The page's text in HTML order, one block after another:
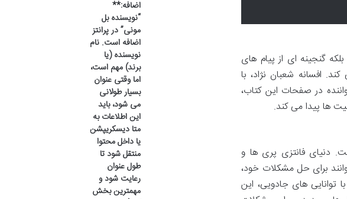
گنجینه ای از پیام های
افسانه شعبان نژاد، با
در صفحات این کتاب،
ها پیدا می کند.
دنیای فانتزی پری ها و
برای حل مشکلات خود،
توانایی های جادویی، این
اضافه:**
“نویسنده بل
مونی” در پرانتز
اضافه است. نام
نویسنده (یا
برند) مهم است،
اما وقتی عنوان
بسیار طولانی
می شود، باید
این اطلاعات به
متا دیسکریپشن
یا داخل محتوا
منتقل شود تا
طول عنوان
رعایت شود و
مهمترین بخش